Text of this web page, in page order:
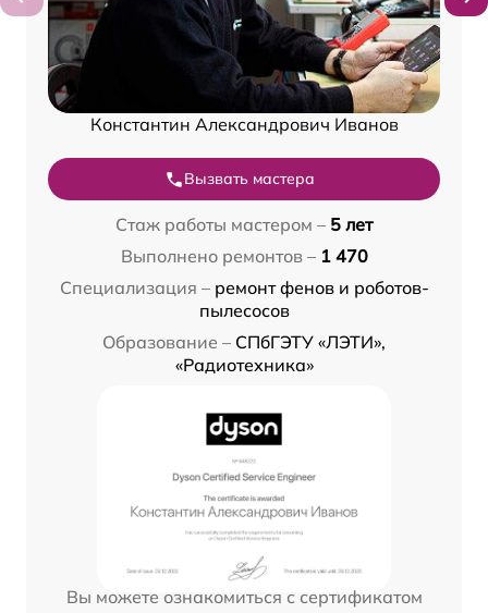
Константин Александрович Иванов
Вызвать мастера
Стаж работы мастером – 5 лет
Выполнено ремонтов – 1 470
Специализация – ремонт фенов и роботов-
пылесосов
Образование – СПбГЭТУ «ЛЭТИ»,
«Радиотехника»
Вы можете ознакомиться с сертификатом